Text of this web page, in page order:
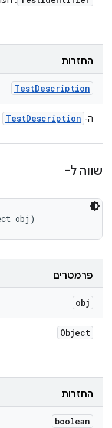
החזרות
TestDescription
ה- TestDescription
שווה ל-
obj)
פרמטרים
obj
Object
החזרות
boolean